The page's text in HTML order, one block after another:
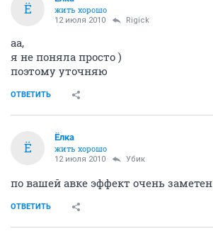
Ё
жить хорошо
12 июля 2010 Rigick
аа,
я не поняла просто )
поэтому уточняю
ОТВЕТИТЬ
Ё
Ёлка
жить хорошо
12 июля 2010 Убик
по вашей авке эффект очень заметен
ОТВЕТИТЬ